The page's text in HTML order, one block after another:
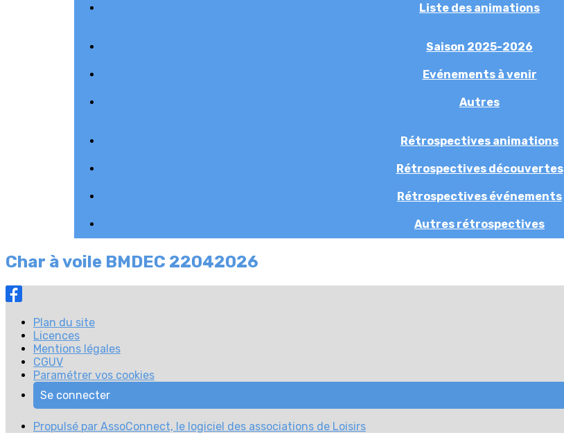
Liste des animations
Saison 2025-2026
Evénements à venir
Autres
Rétrospectives animations
Rétrospectives découvertes
Rétrospectives événements
Autres rétrospectives
Char à voile BMDEC 22042026
Plan du site
Licences
Mentions légales
CGUV
Paramétrer vos cookies
Se connecter
Propulsé par AssoConnect, le logiciel des associations de Loisirs